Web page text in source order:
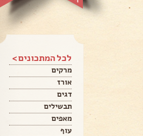
לכל המתכונים >
מרקים
אורז
דגים
תבשילים
מאפים
עוף